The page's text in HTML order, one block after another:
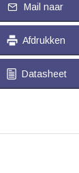
Mail naar
Afdrukken
Datasheet